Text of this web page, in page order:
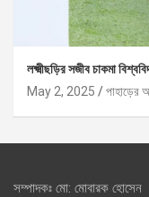
লক্ষ্মীছড়ির সজীব চাকমা
May 2, 2025
পাহাড়ের
সম্পাদকঃ মো: মোবারক হোসেন